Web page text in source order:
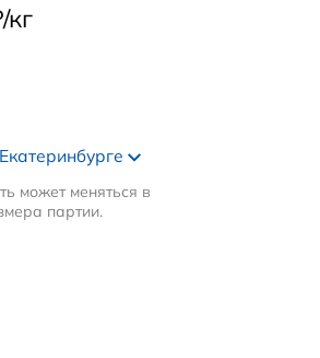
кг
Екатеринбурге
может меняться в
партии.